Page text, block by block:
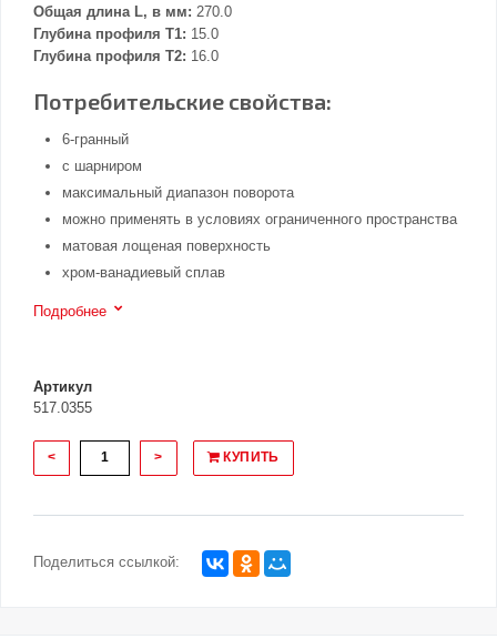
Общая длина L, в мм: 270.0
Глубина профиля T1: 15.0
Глубина профиля T2: 16.0
Потребительские свойства:
6-гранный
с шарниром
максимальный диапазон поворота
можно применять в условиях ограниченного пространства
матовая лощеная поверхность
хром-ванадиевый сплав
Подробнее
Артикул
517.0355
< > КУПИТЬ
Поделиться ссылкой: